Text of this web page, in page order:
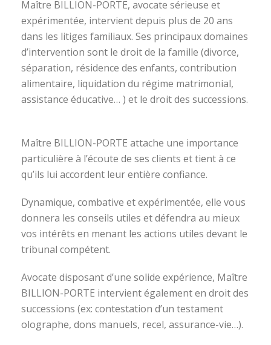
Maître BILLION-PORTE, avocate sérieuse et
expérimentée, intervient depuis plus de 20 ans
dans les litiges familiaux. Ses principaux domaines
d’intervention sont le droit de la famille (divorce,
séparation, résidence des enfants, contribution
alimentaire, liquidation du régime matrimonial,
assistance éducative… ) et le droit des successions.
Maître BILLION-PORTE attache une importance
particulière à l’écoute de ses clients et tient à ce
qu’ils lui accordent leur entière confiance.
Dynamique, combative et expérimentée, elle vous
donnera les conseils utiles et défendra au mieux
vos intérêts en menant les actions utiles devant le
tribunal compétent.
Avocate disposant d’une solide expérience, Maître
BILLION-PORTE intervient également en droit des
successions (ex: contestation d’un testament
olographe, dons manuels, recel, assurance-vie…).